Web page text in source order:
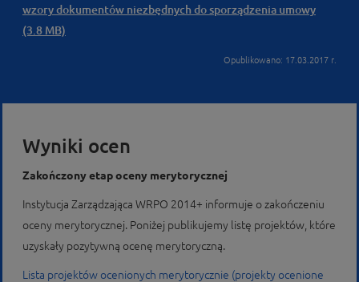
wzory dokumentów niezbędnych do sporządzenia umowy
(3.8 MB)
Opublikowano: 17.03.2017 r.
Wyniki ocen
Zakończony etap oceny merytorycznej
Instytucja Zarządzająca WRPO 2014+ informuje o zakończeniu
oceny merytorycznej. Poniżej publikujemy listę projektów, które
uzyskały pozytywną ocenę merytoryczną.
Lista projektów ocenionych merytorycznie (projekty ocenione